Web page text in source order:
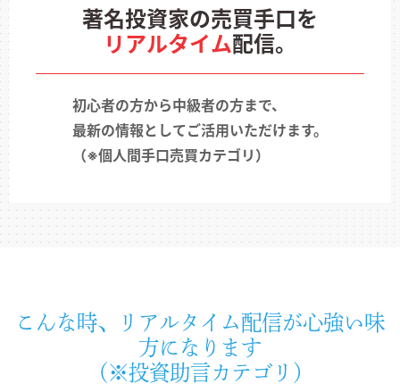
著名投資家の売買手口を
リアルタイム配信。
初心者の方から中級者の方まで、
最新の情報としてご活用いただけます。
（※個人間手口売買カテゴリ）
こんな時、リアルタイム配信が心強い味
方になります
（※投資助言カテゴリ）